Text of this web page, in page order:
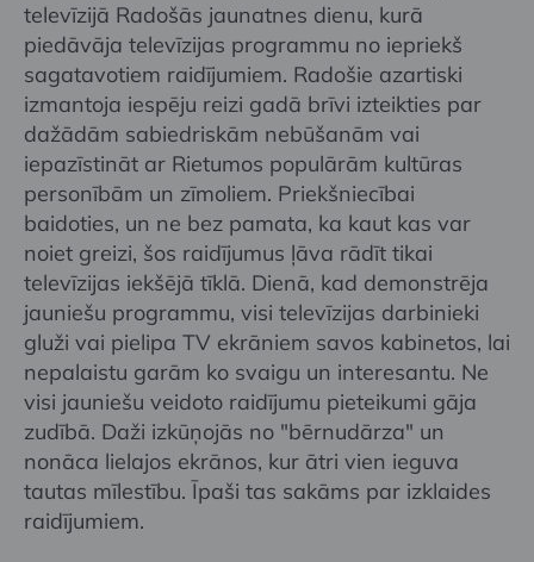
televīzijā Radošās jaunatnes dienu, kurā
piedāvāja televīzijas programmu no iepriekš
sagatavotiem raidījumiem. Radošie azartiski
izmantoja iespēju reizi gadā brīvi izteikties par
dažādām sabiedriskām nebūšanām vai
iepazīstināt ar Rietumos populārām kultūras
personībām un zīmoliem. Priekšniecībai
baidoties, un ne bez pamata, ka kaut kas var
noiet greizi, šos raidījumus ļāva rādīt tikai
televīzijas iekšējā tīklā. Dienā, kad demonstrēja
jauniešu programmu, visi televīzijas darbinieki
gluži vai pielipa TV ekrāniem savos kabinetos, lai
nepalaistu garām ko svaigu un interesantu. Ne
visi jauniešu veidoto raidījumu pieteikumi gāja
zudībā. Daži izkūņojās no "bērnudārza" un
nonāca lielajos ekrānos, kur ātri vien ieguva
tautas mīlestību. Īpaši tas sakāms par izklaides
raidījumiem.